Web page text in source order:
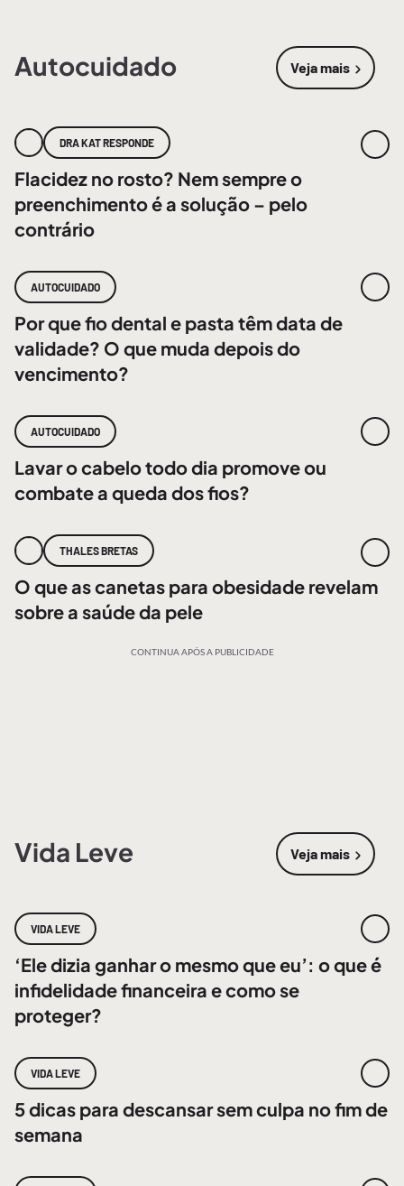
Autocuidado Veja mais
sobre
DRA KAT RESPONDE
Flacidez no rosto? Nem sempre o
preenchimento é a solução – pelo
contrário
AUTOCUIDADO
Por que fio dental e pasta têm data de
validade? O que muda depois do
vencimento?
AUTOCUIDADO
Lavar o cabelo todo dia promove ou
combate a queda dos fios?
THALES BRETAS
O que as canetas para obesidade revelam
sobre a saúde da pele
CONTINUA APÓS A PUBLICIDADE
Vida Leve Veja mais
sobre Vida
VIDA LEVE
‘Ele dizia ganhar o mesmo que eu’: o que é
infidelidade financeira e como se
proteger?
VIDA LEVE
5 dicas para descansar sem culpa no fim de
semana